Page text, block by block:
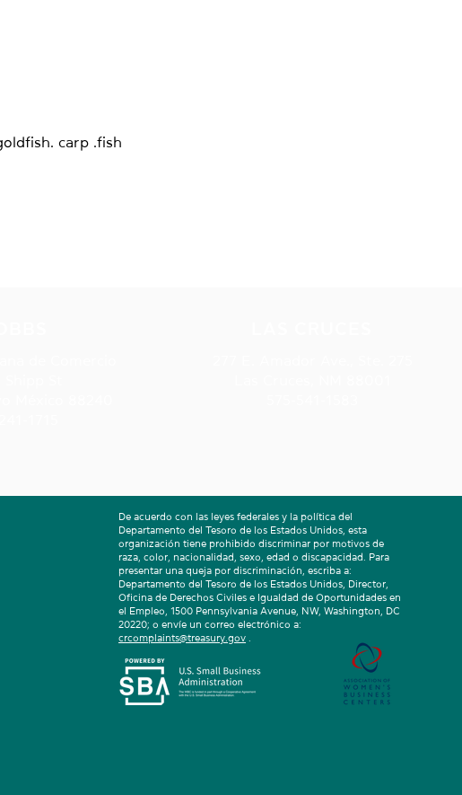
carp .fish
De acuerdo con las leyes federales y la política del
Departamento del Tesoro de los Estados Unidos, esta
organización tiene prohibido discriminar por motivos de
raza, color, nacionalidad, sexo, edad o discapacidad. Para
presentar una queja por discriminación, escriba a:
Departamento del Tesoro de los Estados Unidos, Director,
Oficina de Derechos Civiles e Igualdad de Oportunidades en
el Empleo, 1500 Pennsylvania Avenue, NW, Washington, DC
20220; o envíe un correo electrónico a:
crcomplaints@treasury.gov